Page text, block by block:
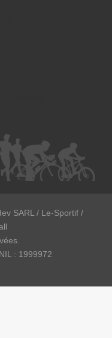
SARL / Le-Sportif /
: 1999972